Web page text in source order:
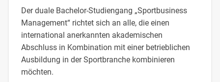
Der duale Bachelor-Studiengang „Sportbusiness
Management“ richtet sich an alle, die einen
international anerkannten akademischen
Abschluss in Kombination mit einer betrieblichen
Ausbildung in der Sportbranche kombinieren
möchten.